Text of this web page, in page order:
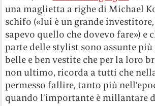
una maglietta a righe di Michael
schifo («lui è un grande investitore,
sapevo quello che dovevo fare») e
parte delle stylist sono assunte più
belle e ben vestite che per la loro
non ultimo, ricorda a tutti che
permesso fallire, tanto più
quando l’importante è millantare